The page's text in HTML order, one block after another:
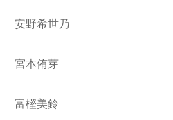
安野希世乃
宮本侑芽
富樫美鈴